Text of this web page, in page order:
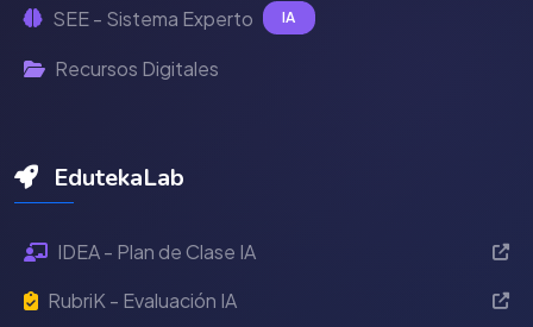
SEE - Sistema Experto IA
Recursos Digitales
EdutekaLab
IDEA - Plan de Clase IA
RubriK - Evaluación IA